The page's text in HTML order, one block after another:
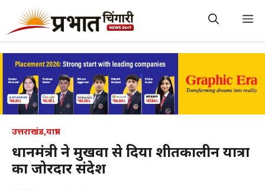
content
उत्तराखंड,यात्रा
प्रधानमंत्री ने मुखवा से दिया शीतकालीन यात्रा
का जोरदार संदेश